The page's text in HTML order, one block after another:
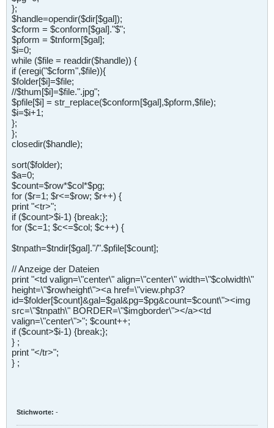
};
$handle=opendir($dir[$gal]);
$cform = $conform[$gal]."$";
$pform = $tnform[$gal];
$i=0;
while ($file = readdir($handle)) {
if (eregi("$cform",$file)){
$folder[$i]=$file;
//$thum[$i]=$file.".jpg";
$pfile[$i] = str_replace($conform[$gal],$pform,$file);
$i=$i+1;
};
};
closedir($handle);
sort($folder);
$a=0;
$count=$row*$col*$pg;
for ($r=1; $r<=$row; $r++) {
print "<tr>";
if ($count>$i-1) {break;};
for ($c=1; $c<=$col; $c++) {
$tnpath=$tndir[$gal]."/".$pfile[$count];
// Anzeige der Dateien
print "<td valign=\"center\" align=\"center\" width=\"$colwidth\"
height=\"$rowheight\"><a href=\"view.php3?
id=$folder[$count]&gal=$gal&pg=$pg&count=$count\"><img
src=\"$tnpath\" BORDER=\"$imgborder\"></a><td
valign=\"center\">"; $count++;
if ($count>$i-1) {break;};
} ;
print "</tr>";
} ;
Stichworte: -